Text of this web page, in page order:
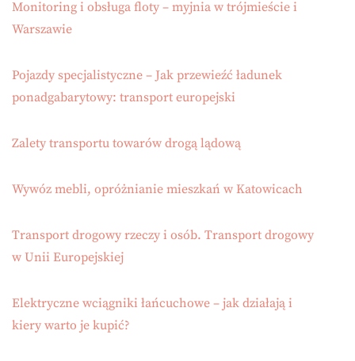
Monitoring i obsługa floty – myjnia w trójmieście i
Warszawie
Pojazdy specjalistyczne – Jak przewieźć ładunek
ponadgabarytowy: transport europejski
Zalety transportu towarów drogą lądową
Wywóz mebli, opróżnianie mieszkań w Katowicach
Transport drogowy rzeczy i osób. Transport drogowy
w Unii Europejskiej
Elektryczne wciągniki łańcuchowe – jak działają i
kiery warto je kupić?